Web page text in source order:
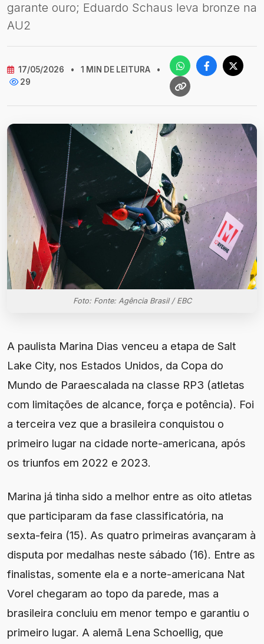
garante ouro; Eduardo Schaus leva bronze na
AU2
17/05/2026 • 1 MIN DE LEITURA
•
29
Foto: Fonte: Agência Brasil / EBC
A paulista Marina Dias venceu a etapa de Salt
Lake City, nos Estados Unidos, da Copa do
Mundo de Paraescalada na classe RP3 (atletas
com limitações de alcance, força e potência). Foi
a terceira vez que a brasileira conquistou o
primeiro lugar na cidade norte-americana, após
os triunfos em 2022 e 2023.
Marina já tinha sido a melhor entre as oito atletas
que participaram da fase classificatória, na
sexta-feira (15). As quatro primeiras avançaram à
disputa por medalhas neste sábado (16). Entre as
finalistas, somente ela e a norte-americana Nat
Vorel chegaram ao topo da parede, mas a
brasileira concluiu em menor tempo e garantiu o
primeiro lugar. A alemã Lena Schoellig, que